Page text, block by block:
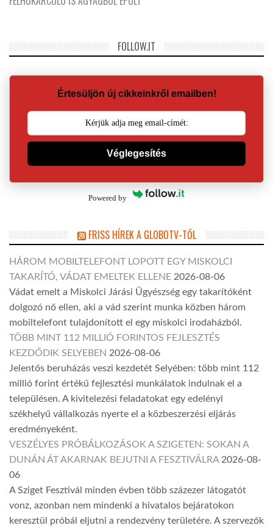
FOLLOW.IT
Értesüljön új cikkeinkről emailben!
Véglegesítés
Powered by
FRISS HÍREK A GLOBOTV-TŐL
HÁROM MOBILTELEFONT LOPOTT EGY MISKOLCI
TAKARÍTÓ, VÁDAT EMELTEK ELLENE 2026-08-06
Vádat emelt a Miskolci Járási Ügyészség egy takarítóként
dolgozó nő ellen, aki a vád szerint munka közben három
mobiltelefont tulajdonított el egy miskolci irodaházból.
TÖBB MINT 112 MILLIÓ FORINTOS FEJLESZTÉS
KEZDŐDIK SELYEBEN 2026-08-06
Jelentős beruházás veszi kezdetét Selyében: több mint 112
millió forint értékű fejlesztési munkálatok indulnak el a
településen. A kivitelezési feladatokat egy edelényi
székhelyű vállalkozás nyerte el a közbeszerzési eljárás
eredményeként.
VESZÉLYES PRÓBÁLKOZÁSOK A SZIGETEN: SOKAN A
DUNÁN ÁT AKARNAK BEJUTNI A FESZTIVÁLRA 2026-08-
06
A Sziget Fesztivál minden évben több százezer látogatót
vonz, azonban nem mindenki a hivatalos bejáratokon
keresztül próbál eljutni a rendezvény területére. A szervezők